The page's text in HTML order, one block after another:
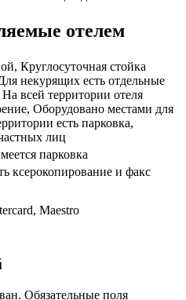
отелем
Круглосуточная стойка
некурящих есть отдельные
всей территории отеля
Оборудовано местами для
есть парковка,
лиц
парковка
ксерокопирование и факс
Maestro
Обязательные поля